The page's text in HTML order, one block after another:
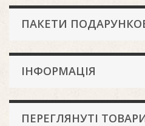
ПАКЕТИ
ІНФОРМАЦІЯ
ПЕРЕГЛЯНУТІ